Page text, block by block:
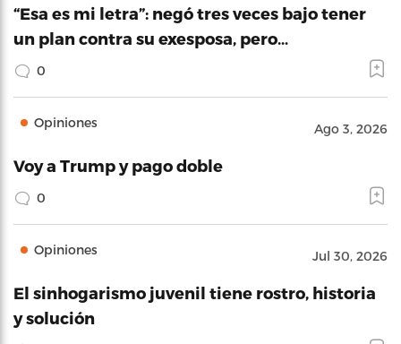
“Esa es mi letra”: negó tres veces bajo tener
un plan contra su exesposa, pero…
0
Opiniones Ago 3, 2026
Voy a Trump y pago doble
0
Opiniones Jul 30, 2026
El sinhogarismo juvenil tiene rostro, historia
y solución